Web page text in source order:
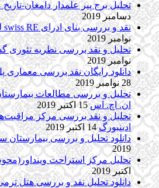
تحلیل برج پیر علمدار دامغان-
دسامبر 2019
نقد و بررسی بنای ادرای swiss RE لندن-نورمن فاستر
نوامبر 2019
تحلیل و نقد بررسی نظریه تئوری
نوامبر 2019
دانلود رایگان نقد بررسی معماری
28 نوامبر 2019
تحلیل و بررسی مطالعات
ان. اچ. اس 15 اکتبر 2019
تحلیل و نقد بررسی مرکز
ادینبورگ 14 اکتبر 2019
دانلود تحلیل و بررسی
2019
تحلیل مرکز استراحت
اکتبر 2019
دانلود تحلیل نقد و بررسی هتل